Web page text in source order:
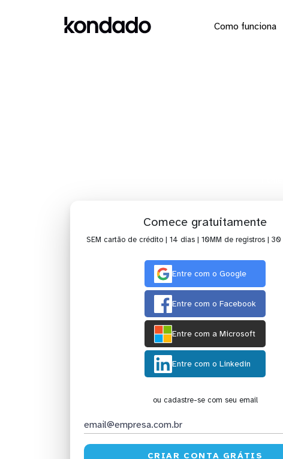
Como funciona
Comece gratuitamente
SEM cartão de crédito | 14 dias | 10MM de registros |
Entre com o Google
Entre com o Facebook
Entre com a Microsoft
Entre com o Linkedin
ou cadastre-se com seu email